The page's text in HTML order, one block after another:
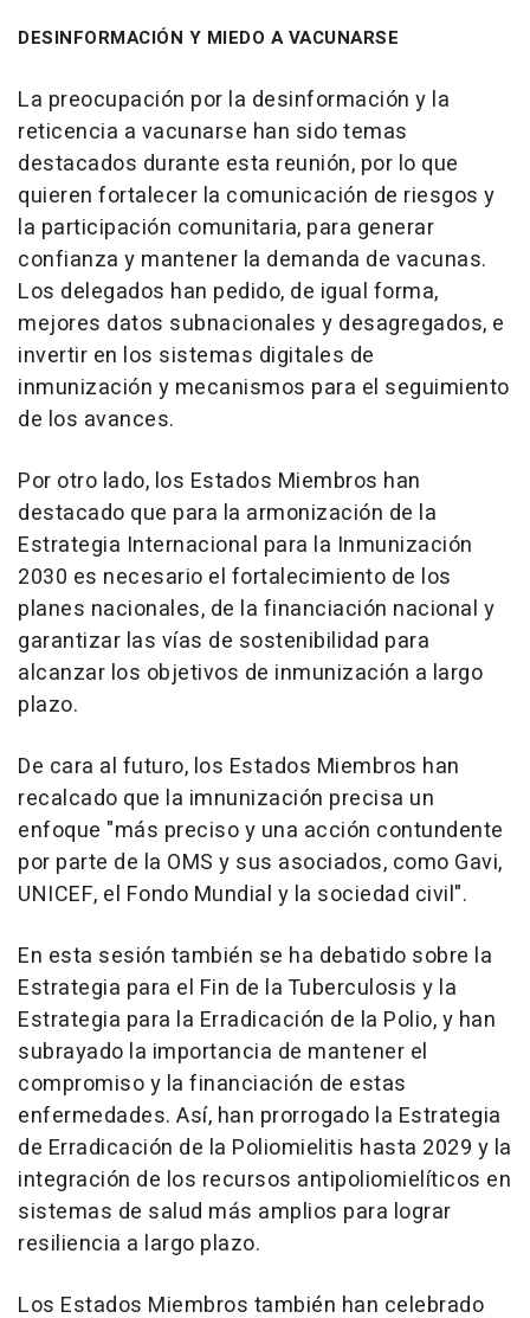
DESINFORMACIÓN Y MIEDO A VACUNARSE
La preocupación por la desinformación y la
reticencia a vacunarse han sido temas
destacados durante esta reunión, por lo que
quieren fortalecer la comunicación de riesgos y
la participación comunitaria, para generar
confianza y mantener la demanda de vacunas.
Los delegados han pedido, de igual forma,
mejores datos subnacionales y desagregados, e
invertir en los sistemas digitales de
inmunización y mecanismos para el seguimiento
de los avances.
Por otro lado, los Estados Miembros han
destacado que para la armonización de la
Estrategia Internacional para la Inmunización
2030 es necesario el fortalecimiento de los
planes nacionales, de la financiación nacional y
garantizar las vías de sostenibilidad para
alcanzar los objetivos de inmunización a largo
plazo.
De cara al futuro, los Estados Miembros han
recalcado que la imnunización precisa un
enfoque "más preciso y una acción contundente
por parte de la OMS y sus asociados, como Gavi,
UNICEF, el Fondo Mundial y la sociedad civil".
En esta sesión también se ha debatido sobre la
Estrategia para el Fin de la Tuberculosis y la
Estrategia para la Erradicación de la Polio, y han
subrayado la importancia de mantener el
compromiso y la financiación de estas
enfermedades. Así, han prorrogado la Estrategia
de Erradicación de la Poliomielitis hasta 2029 y la
integración de los recursos antipoliomielíticos en
sistemas de salud más amplios para lograr
resiliencia a largo plazo.
Los Estados Miembros también han celebrado